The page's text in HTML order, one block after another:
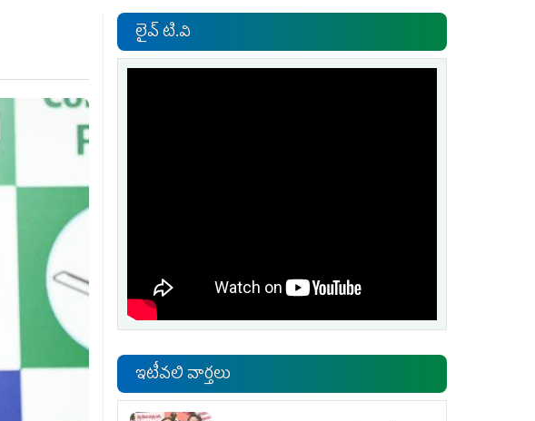
లైవ్ టి.వి
ఇటీవలి వార్తలు